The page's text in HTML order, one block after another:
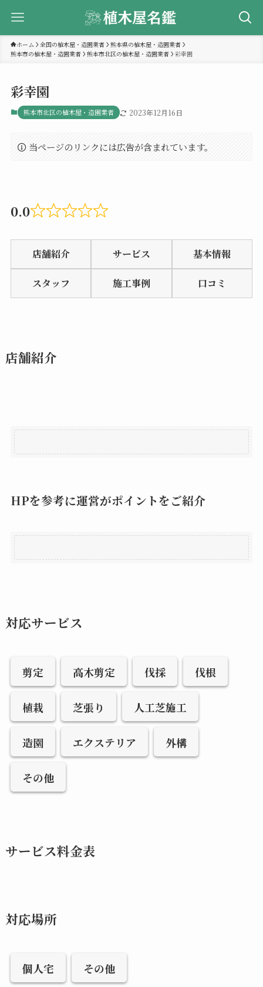
ホーム 全国の植木屋・造園業者
熊本県の植木屋・造園業者
熊本市の植木屋・造園業者
熊本市北区の植木屋・造園業者 彩幸園
彩幸園
熊本市北区の植木屋・造園業者 2023年12月16日
当ページのリンクには広告が含まれています。
0.0
Rated
0.0
out
5
店舗紹介 サービス 基本情報
スタッフ 施工事例 口コミ
店舗紹介
HPを参考に運営がポイントをご紹介
対応サービス
剪定 高木剪定 伐採 伐根
植栽 芝張り 人工芝施工
造園 エクステリア 外構
その他
サービス料金表
対応場所
個人宅 その他